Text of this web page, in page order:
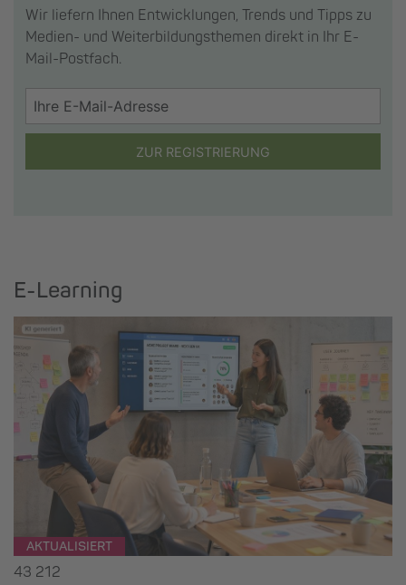
Wir liefern Ihnen Entwicklungen, Trends und Tipps zu
Medien- und Weiterbildungsthemen direkt in Ihr E-
Mail-Postfach.
ZUR REGISTRIERUNG
E-Learning
AKTUALISIERT
43 212